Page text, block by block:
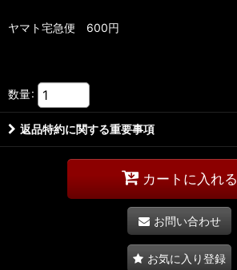
ヤマト宅急便 600円
数量:
返品特約に関する重要事項
カートに入れる
お問い合わせ
お気に入り登録